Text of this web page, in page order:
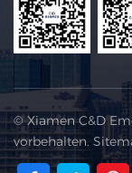
© Xiamen C&D
vorbehalten.